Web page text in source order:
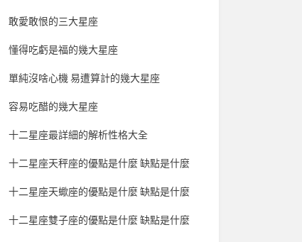
敢愛敢恨的三大星座
懂得吃虧是福的幾大星座
單純沒啥心機 易遭算計的幾大星座
容易吃醋的幾大星座
十二星座最詳細的解析性格大全
十二星座天秤座的優點是什麼 缺點是什麼
十二星座天蠍座的優點是什麼 缺點是什麼
十二星座雙子座的優點是什麼 缺點是什麼